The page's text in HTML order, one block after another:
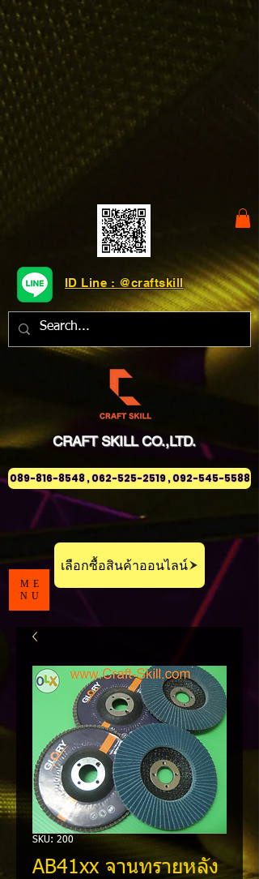
CRAFT SKILL CO.,LTD.
ID Line : @craftskill
089-816-8548 , 062-525-2519 , 092-545-5588
เลือกซื้อสินค้าออนไลน์
ME
NU
SKU: 200
AB41xx จานทรายหลัง